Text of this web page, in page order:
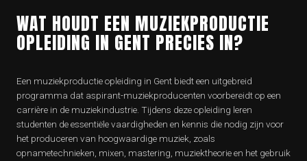
WAT HOUDT EEN MUZIEKPRODUCTIE
OPLEIDING IN GENT PRECIES IN?
Een muziekproductie opleiding in Gent biedt een uitgebreid
programma dat aspirant-muziekproducenten voorbereidt op een
carrière in de muziekindustrie. Tijdens deze opleiding leren
studenten de essentiële vaardigheden en kennis die nodig zijn voor
het produceren van hoogwaardige muziek, zoals
opnametechnieken, mixen, mastering, muziektheorie en het gebruik